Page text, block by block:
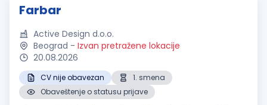
Farbar
Active Design d.o.o.
Beograd - Izvan pretražene lokacije
20.08.2026
CV nije obavezan
1. smena
Obaveštenje o statusu prijave